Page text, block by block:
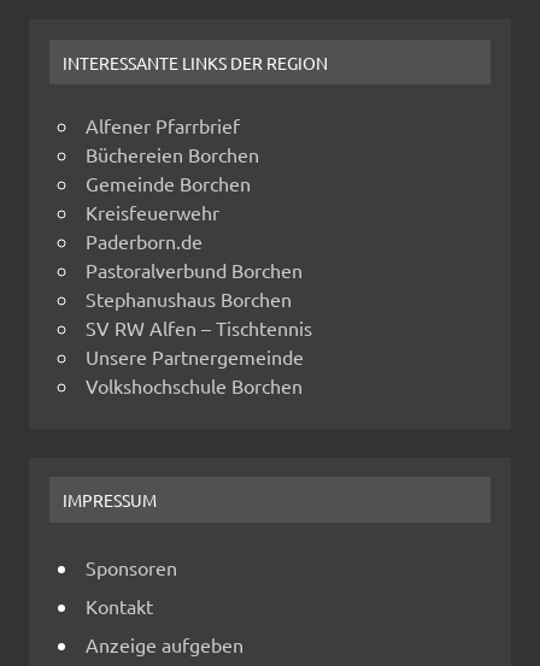
INTERESSANTE LINKS DER REGION
Alfener Pfarrbrief
Büchereien Borchen
Gemeinde Borchen
Kreisfeuerwehr
Paderborn.de
Pastoralverbund Borchen
Stephanushaus Borchen
SV RW Alfen – Tischtennis
Unsere Partnergemeinde
Volkshochschule Borchen
IMPRESSUM
Sponsoren
Kontakt
Anzeige aufgeben